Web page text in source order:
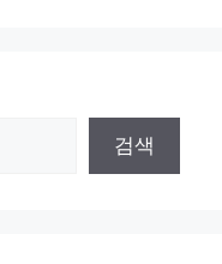
검색